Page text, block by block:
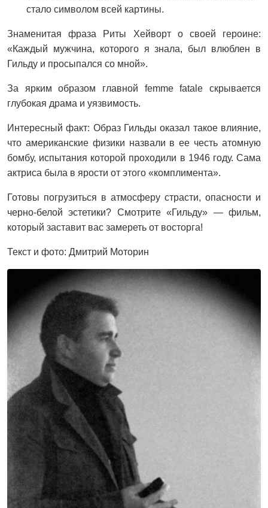
стало символом всей картины.
Знаменитая фраза Риты Хейворт о своей героине:
«Каждый мужчина, которого я знала, был влюблен в
Гильду и просыпался со мной».
За ярким образом главной femme fatale скрывается
глубокая драма и уязвимость.
Интересный факт: Образ Гильды оказал такое влияние,
что американские физики назвали в ее честь атомную
бомбу, испытания которой проходили в 1946 году. Сама
актриса была в ярости от этого «комплимента».
Готовы погрузиться в атмосферу страсти, опасности и
черно-белой эстетики? Смотрите «Гильду» — фильм,
который заставит вас замереть от восторга!
Текст и фото: Дмитрий Моторин